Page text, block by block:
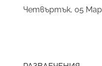
Четвъртък, 05 Мар